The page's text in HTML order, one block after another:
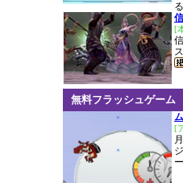
[
無料フラッシュゲーム
[